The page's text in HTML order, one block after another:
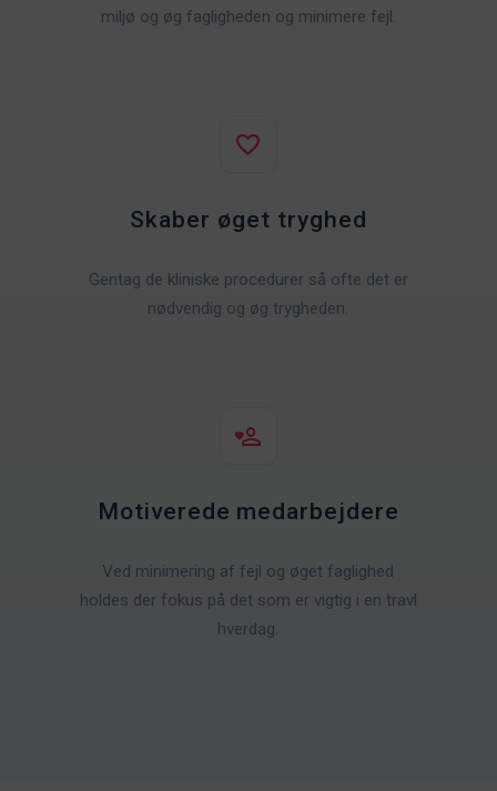
miljø og øg fagligheden og minimere fejl.
Skaber øget tryghed
Gentag de kliniske procedurer så ofte det er
nødvendig og øg trygheden.
Motiverede medarbejdere
Ved minimering af fejl og øget faglighed
holdes der fokus på det som er vigtig i en travl
hverdag.